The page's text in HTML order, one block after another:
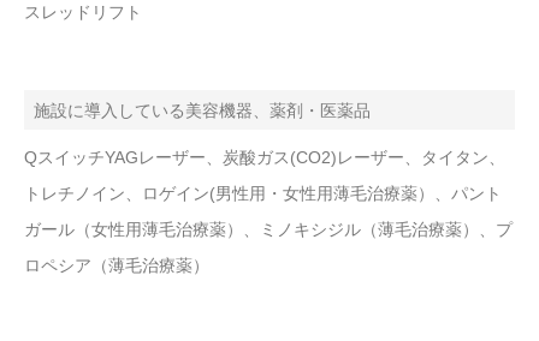
スレッドリフト
施設に導入している美容機器、薬剤・医薬品
QスイッチYAGレーザー、炭酸ガス(CO2)レーザー、タイタン、
トレチノイン、ロゲイン(男性用・女性用薄毛治療薬）、パント
ガール（女性用薄毛治療薬）、ミノキシジル（薄毛治療薬）、プ
ロペシア（薄毛治療薬）